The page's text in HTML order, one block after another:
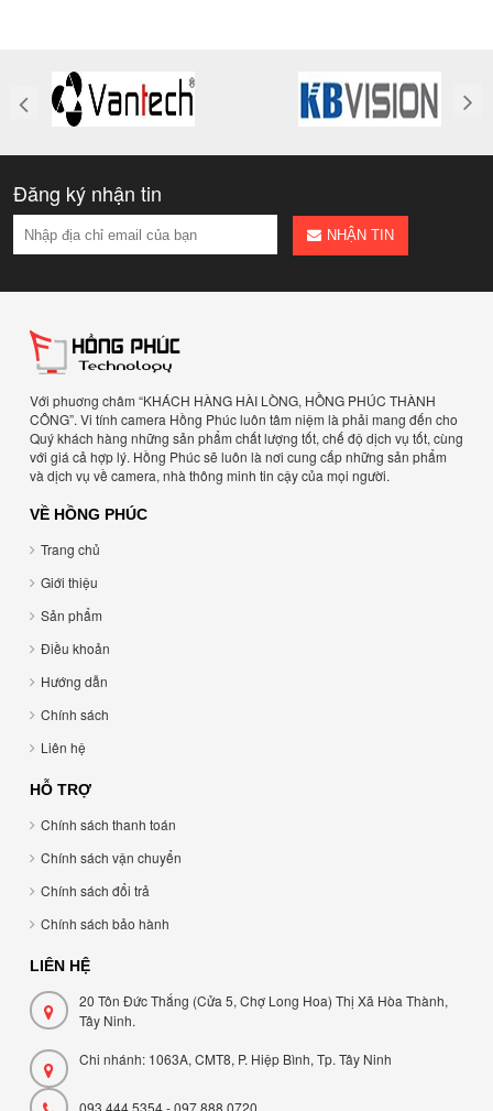
Đăng ký nhận tin
NHẬN TIN
Với phuơng châm “KHÁCH HÀNG HÀI LÒNG, HỒNG PHÚC THÀNH
CÔNG”. Vi tính camera Hồng Phúc luôn tâm niệm là phải mang đến cho
Quý khách hàng những sản phẩm chất lượng tốt, chế độ dịch vụ tốt, cùng
với giá cả hợp lý. Hồng Phúc sẽ luôn là nơi cung cấp những sản phẩm
và dịch vụ về camera, nhà thông minh tin cậy của mọi người.
VỀ HỒNG PHÚC
Trang chủ
Giới thiệu
Sản phẩm
Điều khoản
Hướng dẫn
Chính sách
Liên hệ
HỖ TRỢ
Chính sách thanh toán
Chính sách vận chuyển
Chính sách đổi trả
Chính sách bảo hành
LIÊN HỆ
20 Tôn Đức Thắng (Cửa 5, Chợ Long Hoa) Thị Xã Hòa Thành,
Tây Ninh.
Chi nhánh: 1063A, CMT8, P. Hiệp Bình, Tp. Tây Ninh
093 444 5354 - 097 888 0720